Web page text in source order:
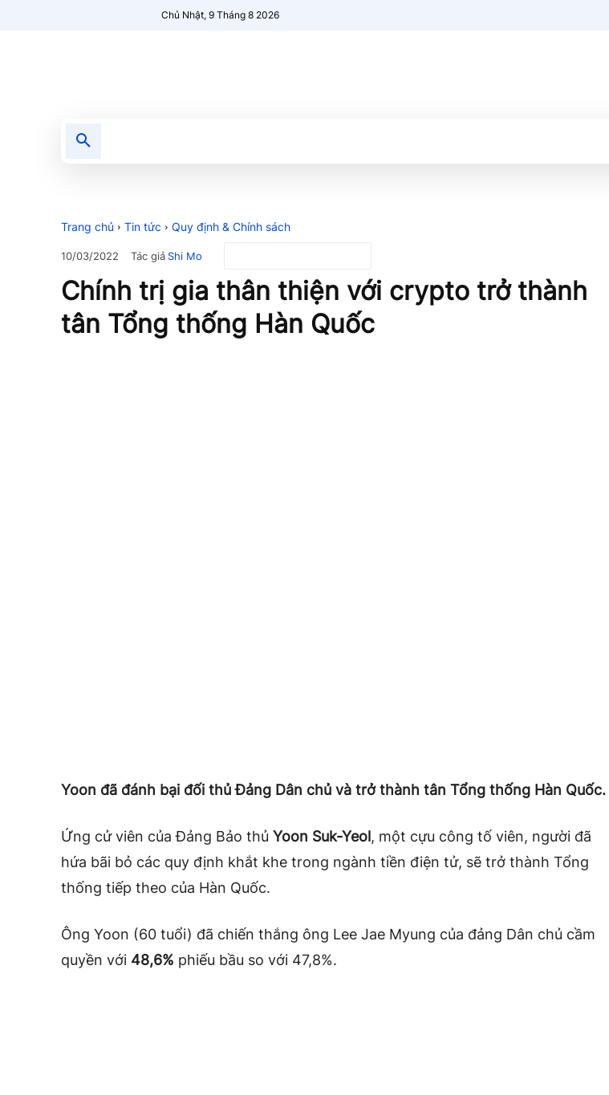
Chủ Nhật, 9 Tháng 8 2026
Trang chủ Tin tức Quy định & Chính sách
10/03/2022 Tác giảShi Mo
Chính trị gia thân thiện với crypto trở thành
tân Tổng thống Hàn Quốc
Yoon đã đánh bại đối thủ Đảng Dân chủ và trở thành tân Tổng thống Hàn Quốc.
Ứng cử viên của Đảng Bảo thủ Yoon Suk-Yeol, một cựu công tố viên, người đã
hứa bãi bỏ các quy định khắt khe trong ngành tiền điện tử, sẽ trở thành Tổng
thống tiếp theo của Hàn Quốc.
Ông Yoon (60 tuổi) đã chiến thắng ông Lee Jae Myung của đảng Dân chủ cầm
quyền với 48,6% phiếu bầu so với 47,8%.